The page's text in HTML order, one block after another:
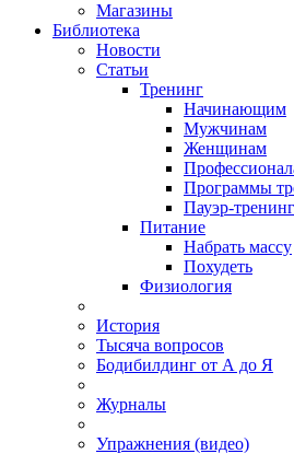
Магазины
Библиотека
Новости
Статьи
Тренинг
Начинающим
Мужчинам
Женщинам
Программы
Пауэр-тренинг
Питание
Набрать массу
Похудеть
Физиология
История
Тысяча вопросов
Бодибилдинг от А до Я
Журналы
Упражнения (видео)